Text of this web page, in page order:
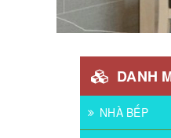
DANH
NHÀ BẾP